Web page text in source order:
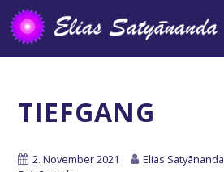
TIEFGANG
2. November 2021 Elias Satyānanda